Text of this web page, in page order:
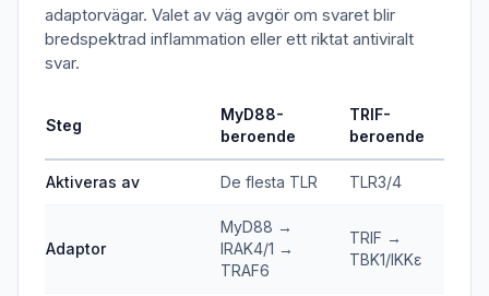
adaptorvägar. Valet av väg avgör om svaret blir
bredspektrad inflammation eller ett riktat antiviralt
svar.
Steg
MyD88-
beroende
TRIF-
beroende
Aktiveras av De flesta TLR TLR3/4
Adaptor
MyD88 →
IRAK4/1 →
TRAF6
TRIF →
TBK1/IKKε